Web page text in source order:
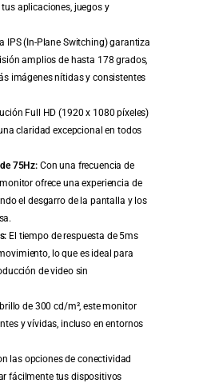
aplicaciones, juegos y
IPS (In-Plane Switching) garantiza
amplios de hasta 178 grados,
imágenes nítidas y consistentes
Full HD (1920 x 1080 píxeles)
claridad excepcional en todos
75Hz:Con una frecuencia de
ofrece una experiencia de
el desgarro de la pantalla y los
El tiempo de respuesta de 5ms
lo que es ideal para
de video sin
de 300 cd/m², este monitor
y vívidas, incluso en entornos
las opciones de conectividad
fácilmente tus dispositivos